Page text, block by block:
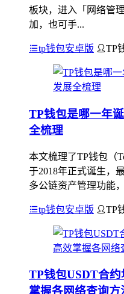
板块，进入「网络管
加，也可手...
tp钱包安卓版 TP
TP钱包是哪一年
全梳理
本文梳理了TP钱包（
于2018年正式诞生，
多公链资产管理功能
tp钱包安卓版 TP
TP钱包USDT合
掌握各网络查询方